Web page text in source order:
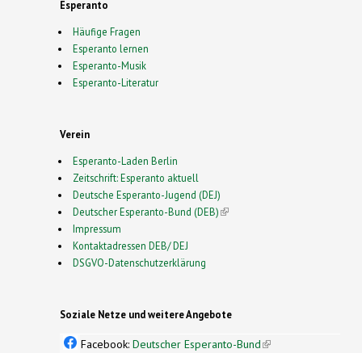
Esperanto
Häufige Fragen
Esperanto lernen
Esperanto-Musik
Esperanto-Literatur
Verein
Esperanto-Laden Berlin
Zeitschrift: Esperanto aktuell
Deutsche Esperanto-Jugend (DEJ)
Deutscher Esperanto-Bund (DEB)(link is external)
Impressum
Kontaktadressen DEB/ DEJ
DSGVO-Datenschutzerklärung
Soziale Netze und weitere Angebote
Facebook: Deutscher Esperanto-Bund(link is